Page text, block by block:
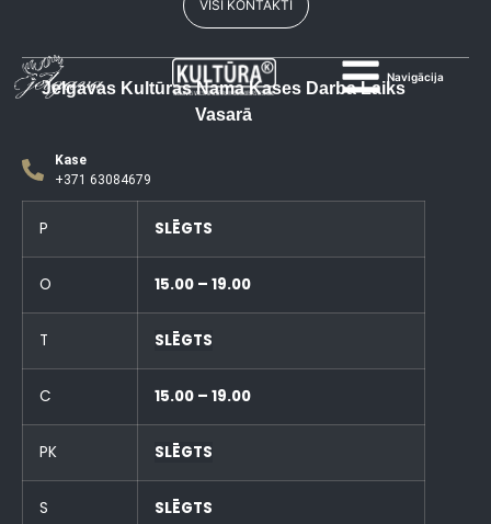
Navigācija
VISI KONTAKTI
Jelgavas Kultūras Nama Kases Darba Laiks
Vasarā
Kase
+371 63084679
P SLĒGTS
O 15.00 – 19.00
T SLĒGTS
C 15.00 – 19.00
PK SLĒGTS
S SLĒGTS